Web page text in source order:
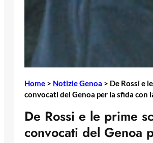
Home > Notizie Genoa > De Rossi e
convocati del Genoa per la sfida con
De Rossi e le prime
convocati del Genoa